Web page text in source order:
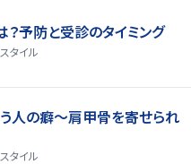
予防と受診のタイミング
タイル
人の癖～肩甲骨を寄せられ
タイル